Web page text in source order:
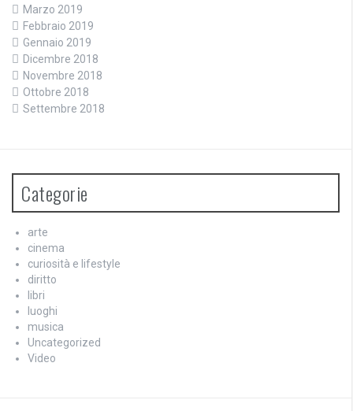
Marzo 2019
Febbraio 2019
Gennaio 2019
Dicembre 2018
Novembre 2018
Ottobre 2018
Settembre 2018
Categorie
arte
cinema
curiosità e lifestyle
diritto
libri
luoghi
musica
Uncategorized
Video